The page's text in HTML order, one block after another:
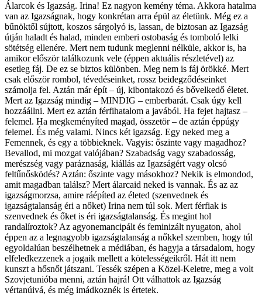
Álarcok és Igazság. Irina! Ez nagyon kemény téma. Akkora hatalma
van az Igazságnak, hogy konkrétan arra épül az életünk. Még ez a
bűnöktől sújtott, koszos sárgolyó is, lassan, de biztosan az Igazság
útján haladt és halad, minden emberi ostobaság és tomboló lelki
sötétség ellenére. Mert nem tudunk meglenni nélküle, akkor is, ha
amikor először találkozunk vele (éppen aktuális részletével) az
esetleg fáj. De ez se biztos különben. Meg nem is fáj örökké. Mert
csak először rombol, tévedéseinket, rossz beidegződéseinket
számolja fel. Aztán már épít – új, kibontakozó és bővelkedő életet.
Mert az Igazság mindig – MINDIG – emberbarát. Csak úgy kell
hozzáállni. Mert ez aztán férfihatalom a javából. Ha fejet hajtasz –
felemel. Ha megkeményíted magad, összetör – de aztán éppúgy
felemel. És még valami. Nincs két igazság. Egy neked meg a
Femennek, és egy a többieknek. Vagyis: őszinte vagy magadhoz?
Bevallod, mi mozgat valójában? Szabadság vagy szabadosság,
merészség vagy paráznaság, kiállás az Igazságért vagy olcsó
feltűnősködés? Aztán: őszinte vagy másokhoz? Nekik is elmondod,
amit magadban találsz? Mert álarcaid neked is vannak. És az az
igazságmorzsa, amire ráépíted az életed (szenvednek és
igazságtalanság éri a nőket) Irina nem túl sok. Mert férfiak is
szenvednek és őket is éri igazságtalanság. És megint hol
randalíroztok? Az agyonemancipált és feminizált nyugaton, ahol
éppen az a legnagyobb igazságtalanság a nőkkel szemben, hogy túl
egyoldalúan beszélhetnek a médiában, és hagyja a társadalom, hogy
elfeledkezzenek a jogaik mellett a kötelességeikről. Hát itt nem
kunszt a hősnőt játszani. Tessék szépen a Közel-Keletre, meg a volt
Szovjetunióba menni, aztán hajrá! Ott válhattok az Igazság
vértanúivá, és még imádkoznék is értetek.